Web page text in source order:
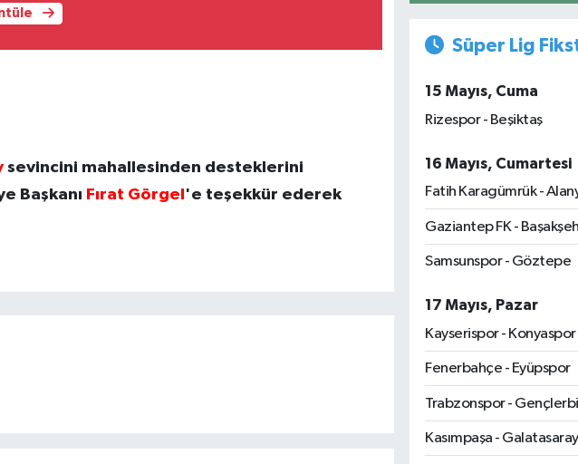
sevincini mahallesinden desteklerini
Başkanı Fırat Görgel'e teşekkür ederek
Süper Lig
15 Mayıs, Cuma
Rizespor - Beşiktaş
16 Mayıs, Cumartesi
Fatih Karagümrük -
Gaziantep FK -
Samsunspor - Göztepe
17 Mayıs, Pazar
Kayserispor - Konyaspor
Fenerbahçe - Eyüpspor
Trabzonspor -
Kasımpaşa - Galatasaray